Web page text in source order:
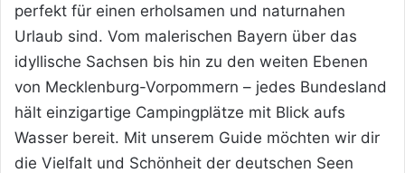
perfekt für einen erholsamen und naturnahen
Urlaub sind. Vom malerischen Bayern über das
idyllische Sachsen bis hin zu den weiten Ebenen
von Mecklenburg-Vorpommern – jedes Bundesland
hält einzigartige Campingplätze mit Blick aufs
Wasser bereit. Mit unserem Guide möchten wir dir
die Vielfalt und Schönheit der deutschen Seen